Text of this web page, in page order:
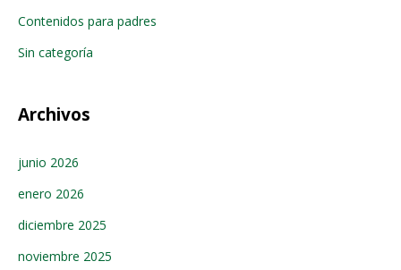
Contenidos para padres
Sin categoría
Archivos
junio 2026
enero 2026
diciembre 2025
noviembre 2025